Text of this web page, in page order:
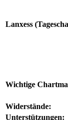
Lanxess
Wichtige
Widerstände:
Unterstützungen: